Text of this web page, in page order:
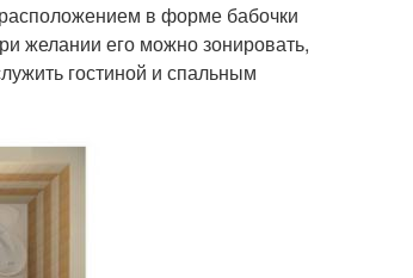
в форме бабочки
желании его можно зонировать,
гостиной и спальным